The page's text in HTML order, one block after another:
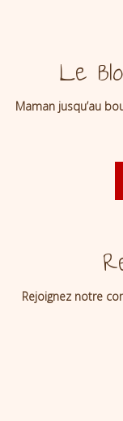
Le
Maman jusqu’au
Rejoignez notre